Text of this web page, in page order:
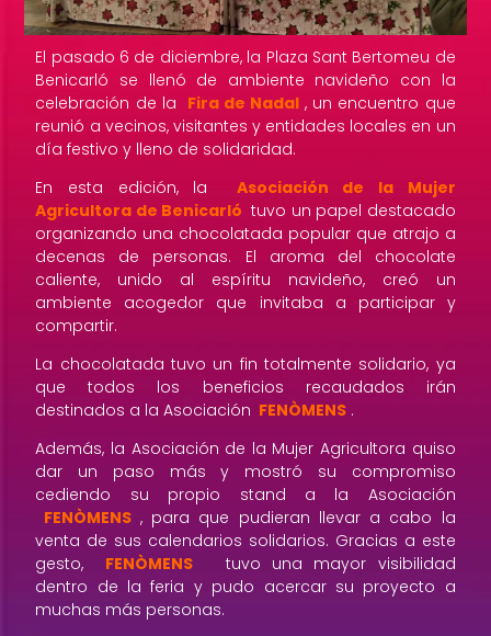
El pasado 6 de diciembre, la Plaza Sant Bertomeu de
Benicarló se llenó de ambiente navideño con la
celebración de la Fira de Nadal , un encuentro que
reunió a vecinos, visitantes y entidades locales en un
día festivo y lleno de solidaridad.
En esta edición, la
Asociación de la Mujer
Agricultora de Benicarló tuvo un papel destacado
organizando una chocolatada popular que atrajo a
decenas de personas. El aroma del chocolate
caliente, unido al espíritu navideño, creó un
ambiente acogedor que invitaba a participar y
compartir.
La chocolatada tuvo un fin totalmente solidario, ya
que todos los beneficios recaudados irán
destinados a la Asociación FENÒMENS .
Además, la Asociación de la Mujer Agricultora quiso
dar un paso más y mostró su compromiso
cediendo su propio stand a la Asociación
FENÒMENS, para que pudieran llevar a cabo la
venta de sus calendarios solidarios. Gracias a este
gesto,
FENÒMENS
tuvo una mayor visibilidad
dentro de la feria y pudo acercar su proyecto a
muchas más personas.